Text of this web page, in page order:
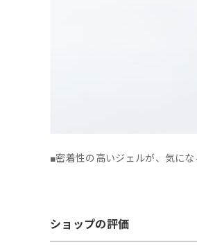
■密着性の高いジェルが、気に
ショップの評価